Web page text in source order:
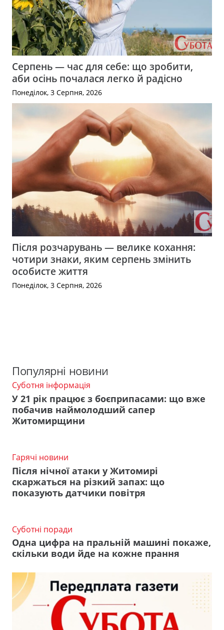
Серпень — час для себе: що зробити,
аби осінь почалася легко й радісно
Понеділок, 3 Серпня, 2026
Після розчарувань — велике кохання:
чотири знаки, яким серпень змінить
особисте життя
Понеділок, 3 Серпня, 2026
Популярні новини
Суботня інформація
У 21 рік працює з боєприпасами: що вже
побачив наймолодший сапер
Житомирщини
Гарячі новини
Після нічної атаки у Житомирі
скаржаться на різкий запах: що
показують датчики повітря
Суботні поради
Одна цифра на пральній машині покаже,
скільки води йде на кожне прання